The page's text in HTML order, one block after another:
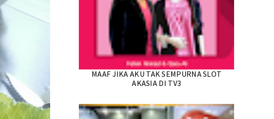
MAAF JIKA AKU TAK SEMPURNA SLOT
AKASIA DI TV3